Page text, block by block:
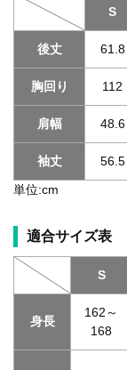
S
後丈 61.8
胸回り 112
肩幅 48.6
袖丈 56.5
単位:cm
適合サイズ表
S
身長
162～
168